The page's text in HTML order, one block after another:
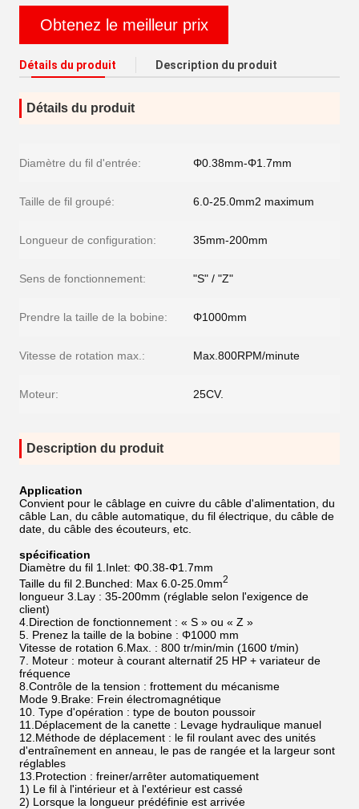
Obtenez le meilleur prix
Détails du produit Description du produit
Détails du produit
Diamètre du fil d'entrée: Φ0.38mm-Φ1.7mm
Taille de fil groupé: 6.0-25.0mm2 maximum
Longueur de configuration: 35mm-200mm
Sens de fonctionnement: "S" / "Z"
Prendre la taille de la bobine: Φ1000mm
Vitesse de rotation max.: Max.800RPM/minute
Moteur: 25CV.
Description du produit
Application
Convient pour le câblage en cuivre du câble d'alimentation, du
câble Lan, du câble automatique, du fil électrique, du câble de
date, du câble des écouteurs, etc.
spécification
Diamètre du fil 1.Inlet: Φ0.38-Φ1.7mm
Taille du fil 2.Bunched: Max 6.0-25.0mm2
longueur 3.Lay : 35-200mm (réglable selon l'exigence de
client)
4.Direction de fonctionnement : « S » ou « Z »
5. Prenez la taille de la bobine : Φ1000 mm
Vitesse de rotation 6.Max. : 800 tr/min/min (1600 t/min)
7. Moteur : moteur à courant alternatif 25 HP + variateur de
fréquence
8.Contrôle de la tension : frottement du mécanisme
Mode 9.Brake: Frein électromagnétique
10. Type d'opération : type de bouton poussoir
11.Déplacement de la canette : Levage hydraulique manuel
12.Méthode de déplacement : le fil roulant avec des unités
d'entraînement en anneau, le pas de rangée et la largeur sont
réglables
13.Protection : freiner/arrêter automatiquement
1) Le fil à l'intérieur et à l'extérieur est cassé
2) Lorsque la longueur prédéfinie est arrivée